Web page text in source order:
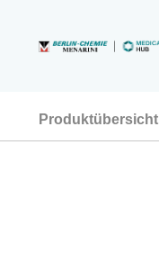
Produktübersicht